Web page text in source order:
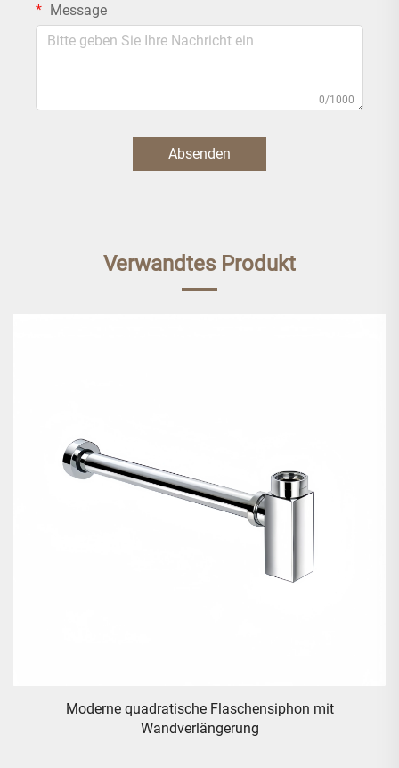
Message
0/1000
Absenden
Verwandtes Produkt
Traditionelle Messing-Duschbrause – Chrom